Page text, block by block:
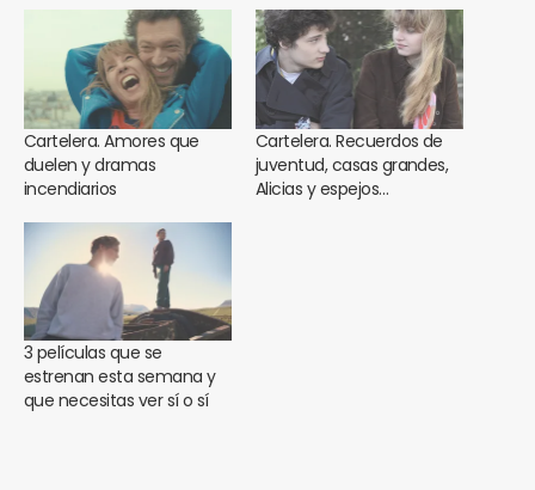
Cartelera. Amores que
duelen y dramas
incendiarios
Cartelera. Recuerdos de
juventud, casas grandes,
Alicias y espejos…
3 películas que se
estrenan esta semana y
que necesitas ver sí o sí